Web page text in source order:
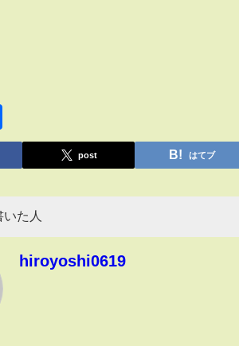
有
post はてブ
た人
hiroyoshi0619